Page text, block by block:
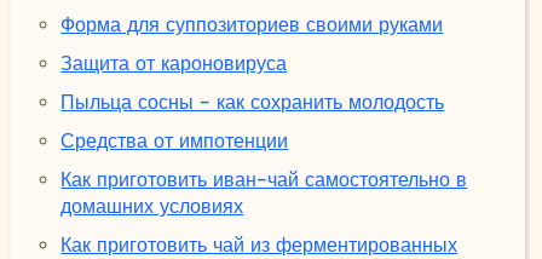
Форма для суппозиториев своими руками
Защита от кароновируса
Пыльца сосны - как сохранить молодость
Средства от импотенции
Как приготовить иван-чай самостоятельно в
домашних условиях
Как приготовить чай из ферментированных